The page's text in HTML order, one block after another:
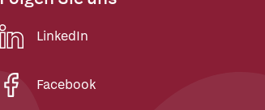
LinkedIn
Facebook